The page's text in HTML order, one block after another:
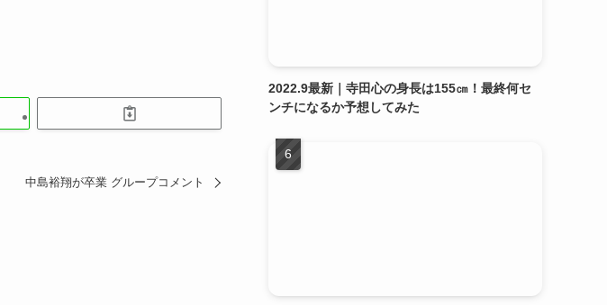
中島裕翔が卒業 グループコメント
2022.9最新｜寺田心の身長は155㎝！最終何セ
ンチになるか予想してみた